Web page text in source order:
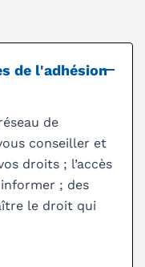
de l'adhésion
de
conseiller et
droits ; l’accès
; des
le droit qui